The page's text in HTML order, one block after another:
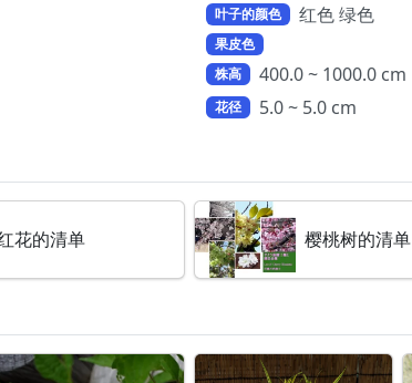
叶子的颜色 红色 绿色
果皮色
株高
400.0 ~ 1000.0 cm
花径 5.0 ~ 5.0 cm
花的清单 樱桃树的清单